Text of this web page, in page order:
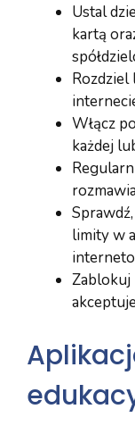
Ustal
kartą
Rozdziel
Włącz
każdej
limity w
Zablokuj